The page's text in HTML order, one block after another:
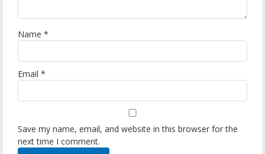
Name *
Email *
Save my name, email, and website in this browser for the
next time I comment.